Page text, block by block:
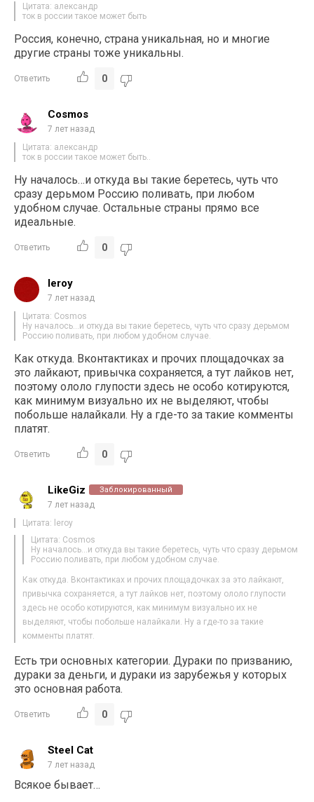
Цитата: александр
ток в россии такое может быть
Россия, конечно, страна уникальная, но и многие
другие страны тоже уникальны.
Ответить 0
Cosmos
7 лет назад
Цитата: александр
ток в россии такое может быть..
Ну началось…и откуда вы такие беретесь, чуть что
сразу дерьмом Россию поливать, при любом
удобном случае. Остальные страны прямо все
идеальные.
Ответить 0
leroy
7 лет назад
Цитата: Cosmos
Ну началось…и откуда вы такие беретесь, чуть что сразу дерьмом
Россию поливать, при любом удобном случае.
Как откуда. Вконтактиках и прочих площадочках за
это лайкают, привычка сохраняется, а тут лайков нет,
поэтому ололо глупости здесь не особо котируются,
как минимум визуально их не выделяют, чтобы
побольше налайкали. Ну а где-то за такие комменты
платят.
Ответить 0
LikeGiz Заблокированный
7 лет назад
Цитата: leroy
Цитата: Cosmos
Ну началось…и откуда вы такие беретесь, чуть что сразу дерьмом
Россию поливать, при любом удобном случае.
Как откуда. Вконтактиках и прочих площадочках за это лайкают,
привычка сохраняется, а тут лайков нет, поэтому ололо глупости
здесь не особо котируются, как минимум визуально их не
выделяют, чтобы побольше налайкали. Ну а где-то за такие
комменты платят.
Есть три основных категории. Дураки по призванию,
дураки за деньги, и дураки из зарубежья у которых
это основная работа.
Ответить 0
Steel Cat
7 лет назад
Всякое бывает…